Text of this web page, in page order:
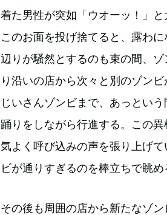
着た男性が突如「ウオーッ！」
このお面を投げ捨てると、露わ
辺りが騒然とするのも束の間、
り沿いの店から次々と別のゾン
じいさんゾンビまで、あっとい
踊りをしながら行進する。この
気よく呼び込みの声を張り上げ
ビが通りすぎるのを棒立ちで眺め
その後も周囲の店から新たなゾ